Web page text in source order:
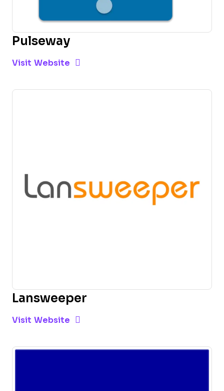
Pulseway
Visit Website Opens New Window
Lansweeper
Visit Website Opens New Window